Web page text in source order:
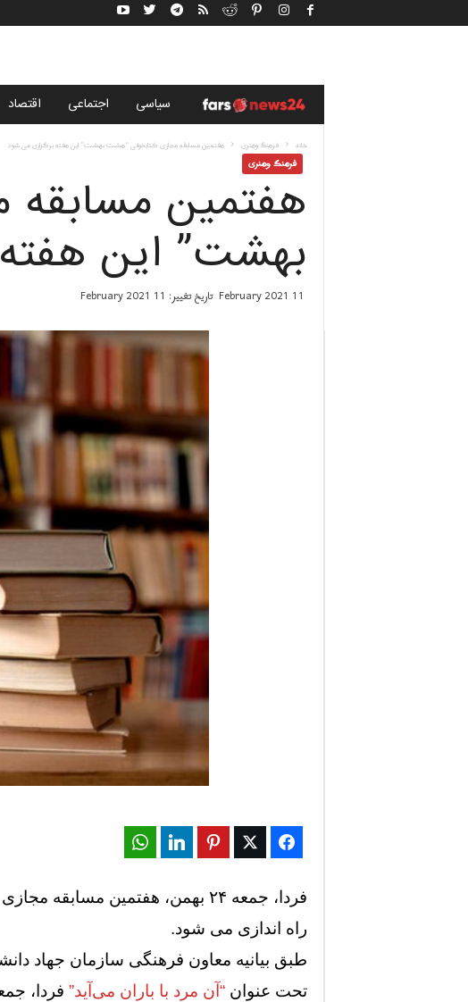
ب
گ
ا
ر
ف
ا
س
ی
2
4
سياسى اجتماعی اقتصاد
خانه فرهنگ وهنری هفتمین مسابقه مجازی کتابخوانی “هشت بهشت” این هفته برگزاری می ‌شود
فرهنگ وهنری
هفتمین
بهشت” این
11 February 2021 تاریخ تغییر: 11 February 2021
Facebook
Twitter
Pinterest
LinkedIn
فردا، جمعه ۲۴ بهمن، هفتمین مسابقه مجازی خواندن کتاب دانش آموزان
راه اندازی می شود.
طبق بیانیه معاون فرهنگی سازمان جهاد
تحت عنوان“آن مرد با باران می‌آید” فردا، جمعه ۲۴ بهمن، برگزار